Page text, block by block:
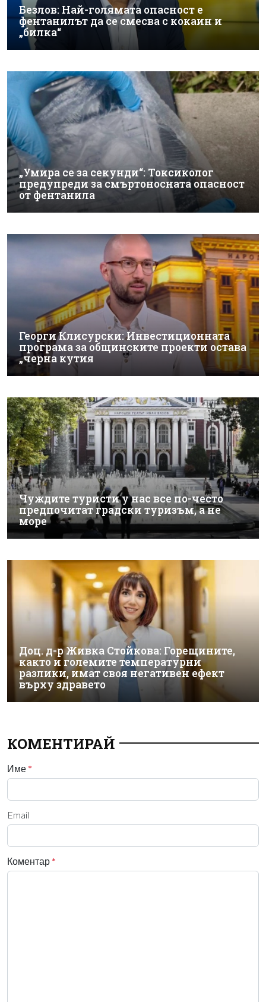
Безлов: Най-голямата опасност е
фентанилът да се смесва с кокаин и
„билка“
„Умира се за секунди“: Токсиколог
предупреди за смъртоносната опасност
от фентанила
Георги Клисурски: Инвестиционната
програма за общинските проекти остава
„черна кутия
Чуждите туристи у нас все по-често
предпочитат градски туризъм, а не
море
Доц. д-р Живка Стойкова: Горещините,
както и големите температурни
разлики, имат своя негативен ефект
върху здравето
КОМЕНТИРАЙ
Име *
Email
Коментар *